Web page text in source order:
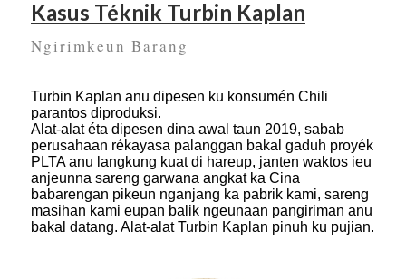
Kasus Téknik Turbin Kaplan
Ngirimkeun Barang
Turbin Kaplan anu dipesen ku konsumén Chili
parantos diproduksi.
Alat-alat éta dipesen dina awal taun 2019, sabab
perusahaan rékayasa palanggan bakal gaduh proyék
PLTA anu langkung kuat di hareup, janten waktos ieu
anjeunna sareng garwana angkat ka Cina
babarengan pikeun nganjang ka pabrik kami, sareng
masihan kami eupan balik ngeunaan pangiriman anu
bakal datang. Alat-alat Turbin Kaplan pinuh ku pujian.